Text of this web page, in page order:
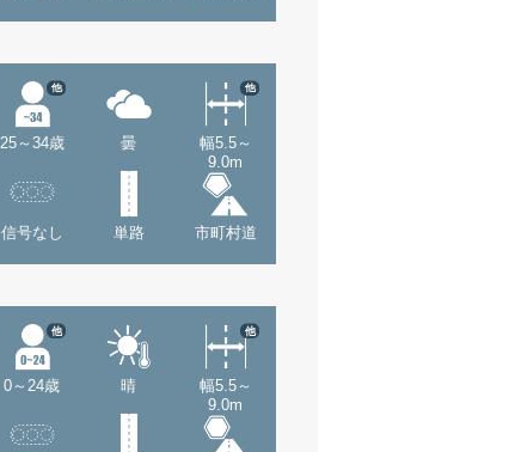
25～34歳
他
曇
幅5.5～
9.0m
他
信号なし 単路 市町村道
0～24歳
他
晴
幅5.5～
9.0m
他